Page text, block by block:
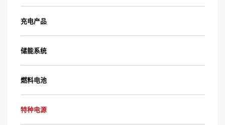
充电产品
储能系统
燃料电池
特种电源